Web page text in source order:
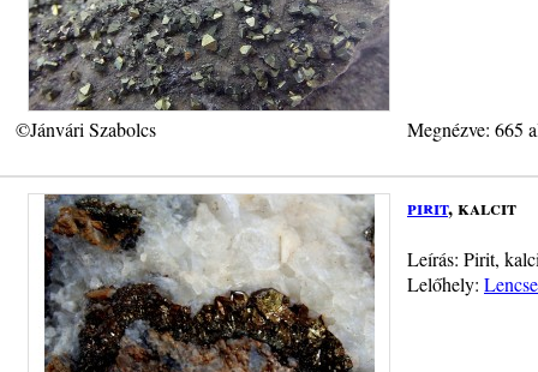
©Jánvári Szabolcs Megnézve: 665
pirit, kalcit
Leírás: Pirit,
Lelőhely: